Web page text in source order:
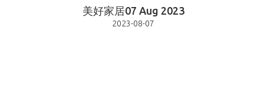
美好家居07 Aug 2023
2023-08-07